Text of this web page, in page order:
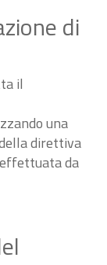
di
il
una
direttiva
da